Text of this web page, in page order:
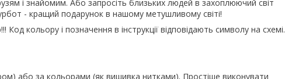
і знайомим. Або запросіть близьких людей в захоплюючий світ
- кращий подарунок в нашому метушливому світі!
кольору і позначення в інструкції відповідають символу на схемі.
або за кольорами (як вишивка нитками). Простіше виконувати